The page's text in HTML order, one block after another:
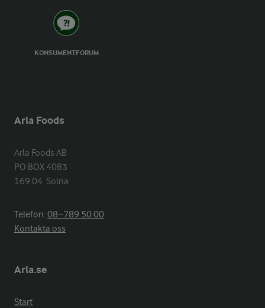
KONSUMENTFORUM
Arla Foods
Arla Foods AB
PO BOX 4083
169 04  Solna
Telefon:08−789 50 00
Kontakta oss
Arla.se
Start